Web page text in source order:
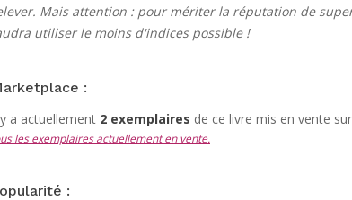
Mais attention : pour mériter la réputation de
utiliser le moins d'indices possible !
:
a actuellement 2 exemplaires de ce livre mis en vente
les exemplaires actuellement en vente.
: